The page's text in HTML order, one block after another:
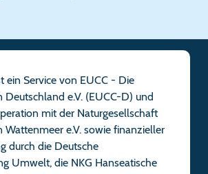
ein Service von EUCC - Die
Deutschland e.V. (EUCC-D) und
mit der Naturgesellschaft
Wattenmeer e.V. sowie finanzieller
durch die Deutsche
Umwelt, die NKG Hanseatische